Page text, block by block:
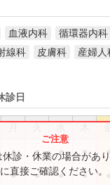
血液内科 循環器内科
線科 皮膚科 産婦人
診日
● ● ● ● ●
● ● ● ●
診・休業の場合があ
直接ご確認ください。